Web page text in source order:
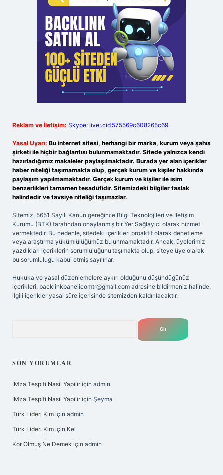
Reklam ve İletişim: Skype: live:.cid.575569c608265c69
Yasal Uyarı: Bu internet sitesi, herhangi bir marka, kurum veya şahıs
şirketi ile hiçbir bağlantısı bulunmamaktadır. Sitede yalnızca kendi
hazırladığımız makaleler paylaşılmaktadır. Burada yer alan içerikler
haber niteliği taşımamakta olup, gerçek kurum ve kişiler hakkında
paylaşım yapılmamaktadır. Gerçek kurum ve kişiler ile isim
benzerlikleri tamamen tesadüfidir. Sitemizdeki bilgiler taslak
halindedir ve tavsiye niteliği taşımazlar.
Sitemiz, 5651 Sayılı Kanun gereğince Bilgi Teknolojileri ve İletişim
Kurumu (BTK) tarafından onaylanmış bir Yer Sağlayıcı olarak hizmet
vermektedir. Bu nedenle, sitedeki içerikleri proaktif olarak denetleme
veya araştırma yükümlülüğümüz bulunmamaktadır. Ancak, üyelerimiz
yazdıkları içeriklerin sorumluluğunu taşımakta olup, siteye üye olarak
bu sorumluluğu kabul etmiş sayılırlar.
Hukuka ve yasal düzenlemelere aykırı olduğunu düşündüğünüz
içerikleri, backlinkpanelicomtr@gmail.com adresine bildirmeniz halinde,
ilgili içerikler yasal süre içerisinde sitemizden kaldırılacaktır.
SON YORUMLAR
İMza Tespiti Nasil Yapilir için admin
İMza Tespiti Nasil Yapilir için Şeyma
Türk Lideri Kim için admin
Türk Lideri Kim için Kel
Kor Olmuş Ne Demek için admin